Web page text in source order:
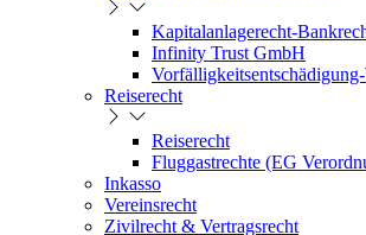
Kapitalanlagerecht-
Infinity Trust GmbH
Reiserecht
Reiserecht
Fluggastrechte (EG
Inkasso
Vereinsrecht
Zivilrecht & Vertragsrecht